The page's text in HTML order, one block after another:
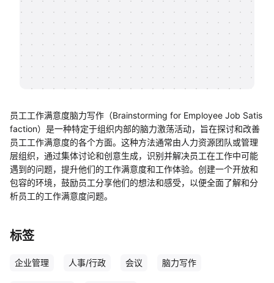
帮助中心
知识分享社区
员工工作满意度脑力写作（Brainstorming for Employee Job Satis
faction）是一种特定于组织内部的脑力激荡活动，旨在探讨和改善
员工工作满意度的各个方面。这种方法通常由人力资源团队或管理
层组织，通过集体讨论和创意生成，识别并解决员工在工作中可能
遇到的问题，提升他们的工作满意度和工作体验。创建一个开放和
包容的环境，鼓励员工分享他们的想法和感受，以便全面了解和分
析员工的工作满意度问题。
标签
企业管理 人事/行政 会议 脑力写作